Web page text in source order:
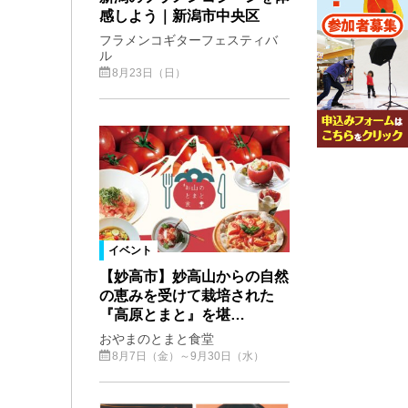
感しよう｜新潟市中央区
フラメンコギターフェスティバ
ル
8月23日（日）
イベント
【妙高市】妙高山からの自然
の恵みを受けて栽培された
『高原とまと』を堪…
おやまのとまと食堂
8月7日（金）～9月30日（水）